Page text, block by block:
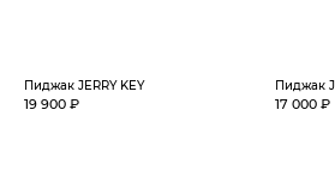
Пиджак JERRY KEY
19 900 ₽
Пиджак
17 000 ₽